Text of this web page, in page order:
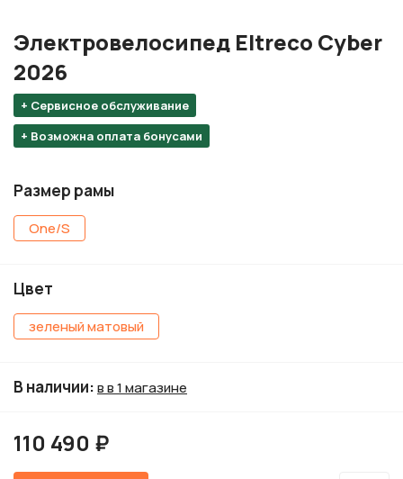
+ Сервисное обслуживание
+ Возможна оплата бонусами
Электровелосипед Eltreco Cyber
2026
Размер рамы
One/S
Цвет
зеленый матовый
В наличии:в в 1 магазине
110 490 ₽